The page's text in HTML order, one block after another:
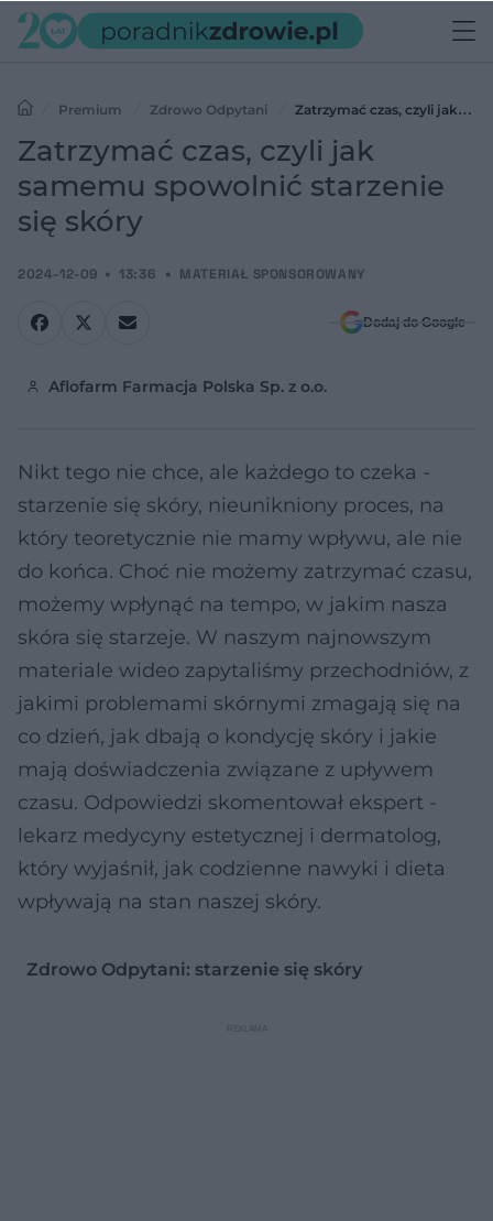
Premium Zdrowo Odpytani
Zatrzymać czas, czyli jak
samemu spowolnić starzenie się skóry
Zatrzymać czas, czyli jak
samemu spowolnić starzenie
się skóry
2024-12-09 13:36 MATERIAŁ SPONSOROWANY
Dodaj do Google
Aflofarm Farmacja Polska Sp. z o.o.
Nikt tego nie chce, ale każdego to czeka -
starzenie się skóry, nieunikniony proces, na
który teoretycznie nie mamy wpływu, ale nie
do końca. Choć nie możemy zatrzymać czasu,
możemy wpłynąć na tempo, w jakim nasza
skóra się starzeje. W naszym najnowszym
materiale wideo zapytaliśmy przechodniów, z
jakimi problemami skórnymi zmagają się na
co dzień, jak dbają o kondycję skóry i jakie
mają doświadczenia związane z upływem
czasu. Odpowiedzi skomentował ekspert -
lekarz medycyny estetycznej i dermatolog,
który wyjaśnił, jak codzienne nawyki i dieta
wpływają na stan naszej skóry.
Zdrowo Odpytani: starzenie się skóry